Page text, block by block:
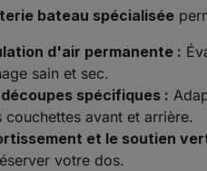
bateau spécialisée
d'air permanente :
sain et sec.
spécifiques :
couchettes avant et arrière.
et le soutien
votre dos.